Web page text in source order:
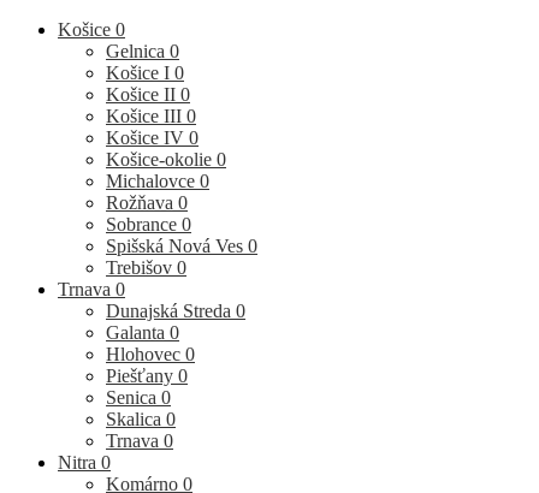
Košice 0
Gelnica 0
Košice I 0
Košice II 0
Košice III 0
Košice IV 0
Košice-okolie 0
Michalovce 0
Rožňava 0
Sobrance 0
Spišská Nová Ves 0
Trebišov 0
Trnava 0
Dunajská Streda 0
Galanta 0
Hlohovec 0
Piešťany 0
Senica 0
Skalica 0
Trnava 0
Nitra 0
Komárno 0